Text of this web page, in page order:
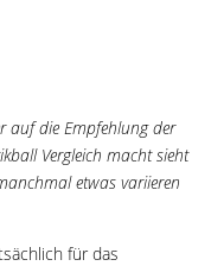
auf die Empfehlung der
Vergleich macht sieht
etwas variieren
für das